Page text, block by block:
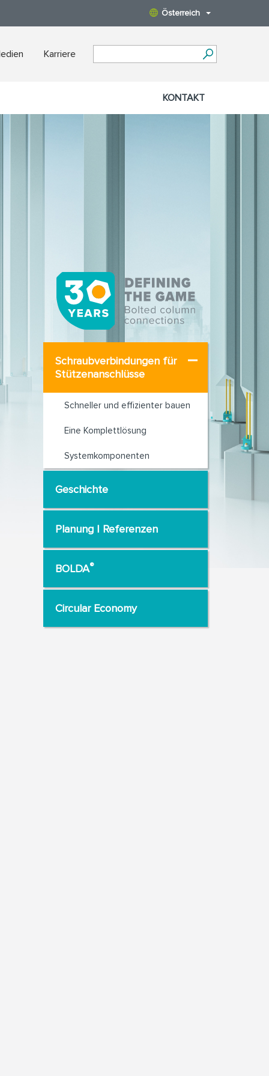
Österreich
Karriere
KONTAKT
Schraubverbindungen für
Stützenanschlüsse
Schneller und effizienter bauen
Eine Komplettlösung
Systemkomponenten
Geschichte
Planung | Referenzen
BOLDA®
Circular Economy